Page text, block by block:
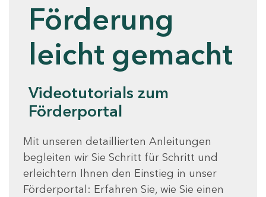
Förderung
leicht gemacht
Videotutorials zum
Förderportal
Mit unseren detaillierten Anleitungen
begleiten wir Sie Schritt für Schritt und
erleichtern Ihnen den Einstieg in unser
Förderportal: Erfahren Sie, wie Sie einen